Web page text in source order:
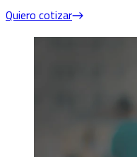
Quiero cotizar